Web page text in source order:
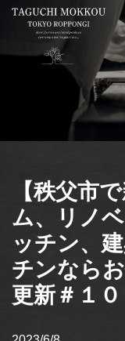
【秩父市
ム、リノ
ッチン、
チンなら
更新＃１０